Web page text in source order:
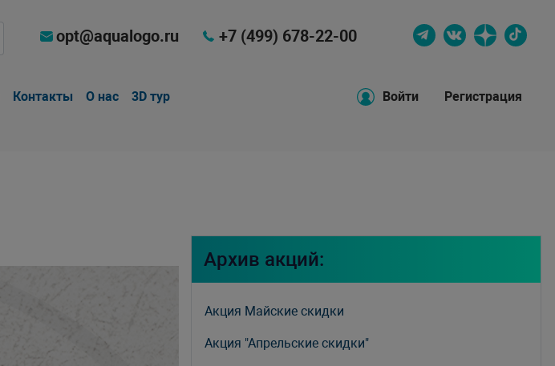
opt@aqualogo.ru +7 (499) 678-22-00
Контакты О нас 3D тур Войти Регистрация
Архив акций:
Акция Майские скидки
Акция "Апрельские скидки"